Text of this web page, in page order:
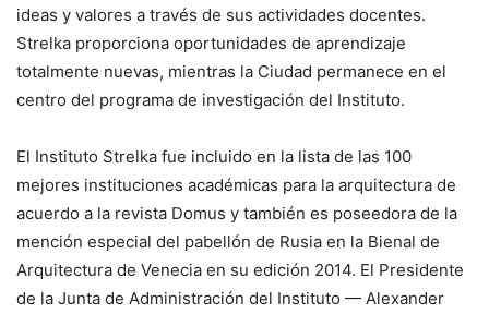
ideas y valores a través de sus actividades docentes.
Strelka proporciona oportunidades de aprendizaje
totalmente nuevas, mientras la Ciudad permanece en el
centro del programa de investigación del Instituto.
El Instituto Strelka fue incluido en la lista de las 100
mejores instituciones académicas para la arquitectura de
acuerdo a la revista Domus y también es poseedora de la
mención especial del pabellón de Rusia en la Bienal de
Arquitectura de Venecia en su edición 2014. El Presidente
de la Junta de Administración del Instituto — Alexander